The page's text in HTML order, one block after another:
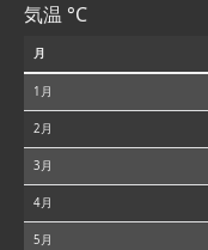
気温 °C
月
1月
2月
3月
4月
5月